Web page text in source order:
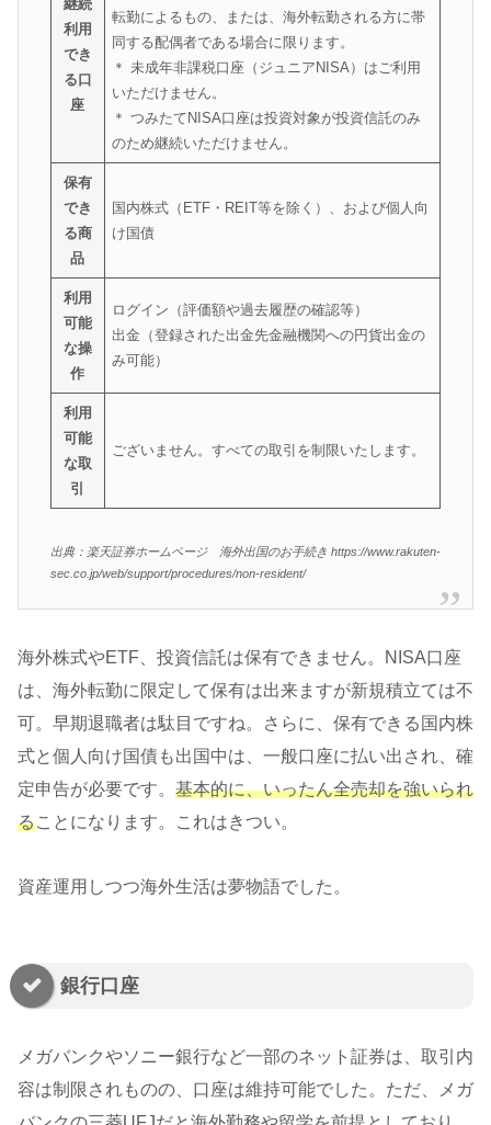
継続
利用
でき
る口
座
転勤によるもの、または、海外転勤される方に帯
同する配偶者である場合に限ります。
＊ 未成年非課税口座（ジュニアNISA）はご利用
いただけません。
＊ つみたてNISA口座は投資対象が投資信託のみ
のため継続いただけません。
保有
でき
る商
品
国内株式（ETF・REIT等を除く）、および個人向
け国債
利用
可能
な操
作
ログイン（評価額や過去履歴の確認等）
出金（登録された出金先金融機関への円貨出金の
み可能）
利用
可能
な取
引
ございません。すべての取引を制限いたします。
出典：楽天証券ホームページ 海外出国のお手続き https://www.rakuten-
sec.co.jp/web/support/procedures/non-resident/
海外株式やETF、投資信託は保有できません。NISA口座
は、海外転勤に限定して保有は出来ますが新規積立ては不
可。早期退職者は駄目ですね。さらに、保有できる国内株
式と個人向け国債も出国中は、一般口座に払い出され、確
定申告が必要です。 基本的に、いったん全売却を強いられ
ることになります。これはきつい。
資産運用しつつ海外生活は夢物語でした。
銀行口座
メガバンクやソニー銀行など一部のネット証券は、取引内
容は制限されものの、口座は維持可能でした。ただ、メガ